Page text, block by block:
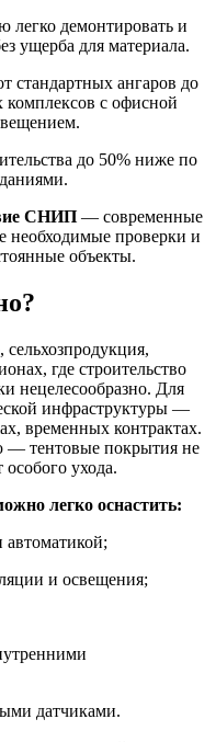
легко демонтировать и
ущерба для материала.
стандартных ангаров до
комплексов с офисной
до 50% ниже по
СНИП — современные
необходимые проверки и
объекты.
где строительство
нецелесообразно. Для
инфраструктуры —
временных контрактах.
— тентовые покрытия не
ухода.
легко оснастить:
и освещения;
датчиками.